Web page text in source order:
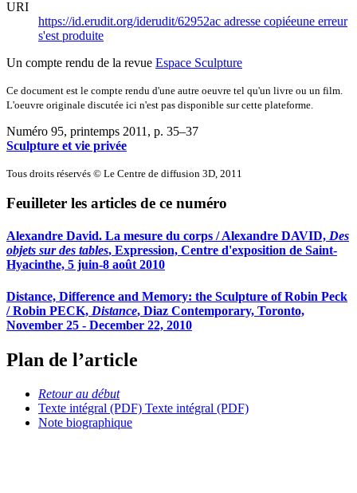
URI
https://id.erudit.org/iderudit/62952ac adresse copiéeune erreur
s'est produite
Un compte rendu de la revue Espace Sculpture
Ce document est le compte rendu d'une autre oeuvre tel qu'un livre ou un film.
L'oeuvre originale discutée ici n'est pas disponible sur cette plateforme.
Numéro 95, printemps 2011 , p. 35–37
Sculpture et vie privée
Tous droits réservés © Le Centre de diffusion 3D, 2011
Feuilleter les articles de ce numéro
Alexandre David. La mesure du corps / Alexandre DAVID, Des
objets sur des tables, Expression, Centre d'exposition de Saint-
Hyacinthe, 5 juin-8 août 2010
Distance, Difference and Memory: the Sculpture of Robin Peck
/ Robin PECK, Distance, Diaz Contemporary, Toronto,
November 25 - December 22, 2010
Plan de l’article
Retour au début
Texte intégral (PDF) Texte intégral (PDF)
Note biographique